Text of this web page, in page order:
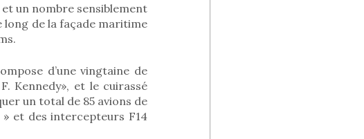
un nombre sensiblement
de la façade maritime
d’une vingtaine de
Kennedy», et le cuirassé
un total de 85 avions de
et des intercepteurs F14